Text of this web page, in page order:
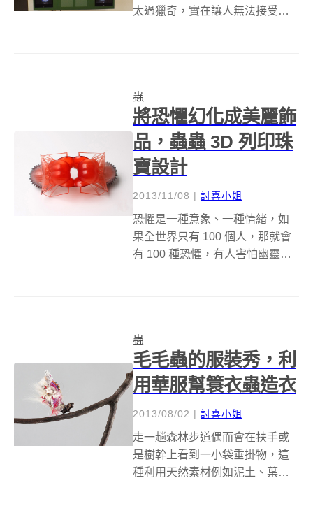
太過獵奇，實在讓人無法接受有
好好跟它 Battle 一下，說不定你...
蟲
將恐懼幻化成美麗飾
品，蟲蟲 3D 列印珠
寶設計
2013/11/08 | 討喜小姐
恐懼是一種意象、一種情緒，如
果全世界只有 100 個人，那就會
有 100 種恐懼，有人害怕幽靈，
Hsu 就用了自己最害怕...
蟲
毛毛蟲的服裝秀，利
用華服幫簑衣蟲造衣
2013/08/02 | 討喜小姐
走一趟森林步道偶而會在扶手或
是樹幹上看到一小袋垂掛物，這
種利用天然素材例如泥土、葉